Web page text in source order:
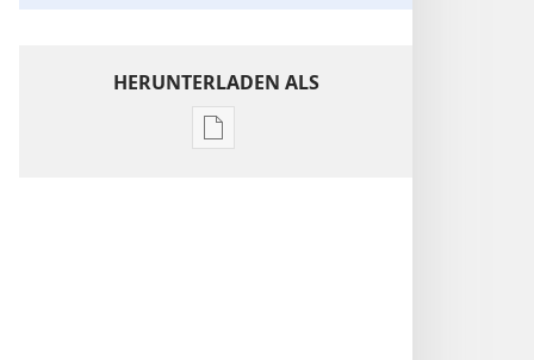
HERUNTERLADEN ALS
Downloadoptionen